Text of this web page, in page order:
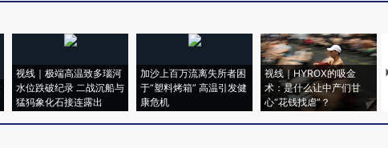
视线｜极端高温致多瑙河
水位跌破纪录 二战沉船与
猛犸象化石接连露出
加沙上百万流离失所者困
于“塑料烤箱” 高温引发健
康危机
视线｜HYROX的吸金
术：是什么让中产们甘
心“花钱找虐”？